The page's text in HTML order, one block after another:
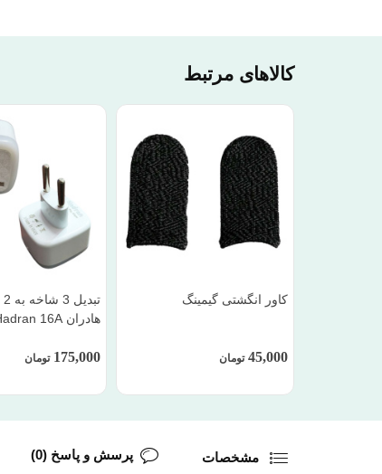
کالاهای مرتبط
کاور انگشتی گیمینگ
45,000 تومان
هادران Hadran 16A
175,000 تومان
مشخصات پرسش و پاسخ (0)